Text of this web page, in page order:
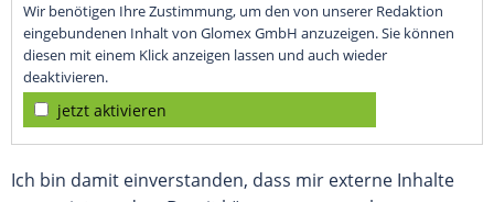
Wir benötigen Ihre Zustimmung, um den von unserer Redaktion
eingebundenen Inhalt von Glomex GmbH anzuzeigen. Sie können
diesen mit einem Klick anzeigen lassen und auch wieder
deaktivieren.
jetzt aktivieren
Ich bin damit einverstanden, dass mir externe Inhalte